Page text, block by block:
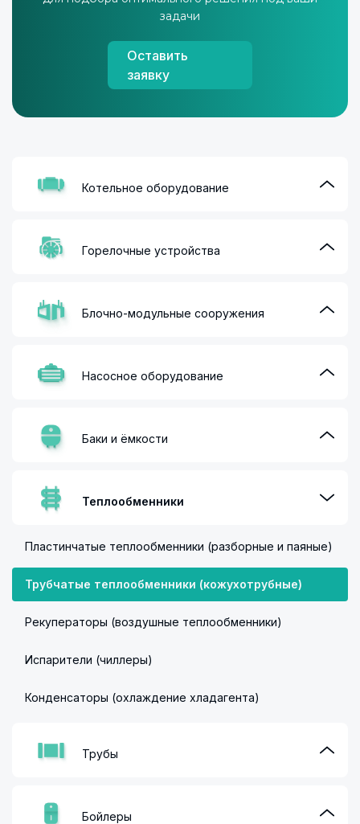
Котельное оборудование
Горелочные устройства
Блочно-модульные сооружения
Насосное оборудование
Баки и ёмкости
Теплообменники
Пластинчатые теплообменники (разборные и паяные)
Трубчатые теплообменники (кожухотрубные)
Рекуператоры (воздушные теплообменники)
Испарители (чиллеры)
Конденсаторы (охлаждение хладагента)
Трубы
Бойлеры
задачи
Оставить
заявку